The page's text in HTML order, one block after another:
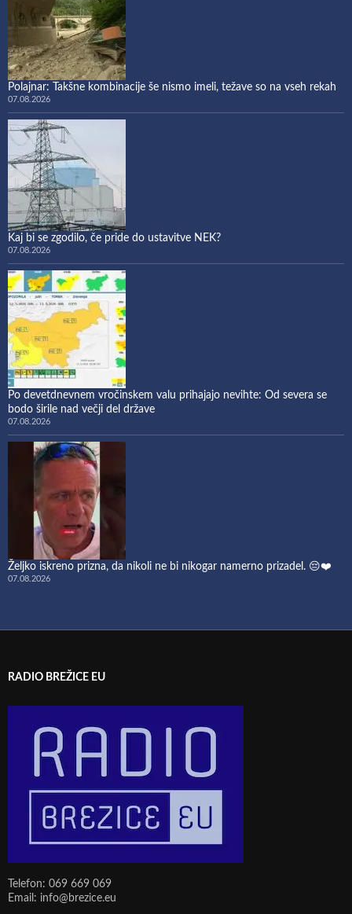
Polajnar: Takšne kombinacije še nismo imeli, težave so na vseh rekah
07.08.2026
Kaj bi se zgodilo, če pride do ustavitve NEK?
07.08.2026
Po devetdnevnem vročinskem valu prihajajo nevihte: Od severa se
bodo širile nad večji del države
07.08.2026
Željko iskreno prizna, da nikoli ne bi nikogar namerno prizadel. 😔❤️
07.08.2026
RADIO BREŽICE EU
Telefon: 069 669 069
Email: info@brezice.eu